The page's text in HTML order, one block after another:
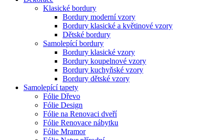
Klasické bordury
Bordury moderní vzory
Bordury klasické a květinové vzory
Dětské bordury
Samolepící bordury
Bordury klasické vzory
Bordury koupelnové vzory
Bordury kuchyňské vzory
Bordury dětské vzory
Samolepící tapety
Fólie Dřevo
Fólie Design
Fólie na Renovaci dveří
Fólie Renovace nábytku
Fólie Mramor